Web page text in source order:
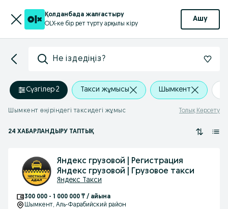
Қолданбада жалғастыру
OLX-ке бір рет түрту арқылы кіру
Ашу
Не іздедіңіз?
Сүзгілер·2 Такси жұмысы Шымкент
Шымкент өңіріндегі таксидегі жұмыс Толық Көрсету
24 ХАБАРЛАНДЫРУ ТАПТЫҚ
Яндекс грузовой | Регистрация
Яндекс грузовой | Грузовое такси
Яндекс Такси
300 000 - 1 000 000 ₸ / айына
Шымкент, Аль-Фарабийский район